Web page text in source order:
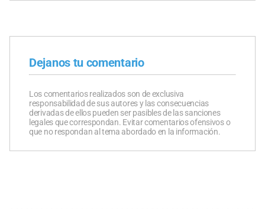
Dejanos tu comentario
Los comentarios realizados son de exclusiva
responsabilidad de sus autores y las consecuencias
derivadas de ellos pueden ser pasibles de las sanciones
legales que correspondan. Evitar comentarios ofensivos o
que no respondan al tema abordado en la información.